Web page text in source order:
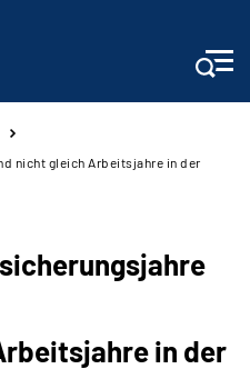
nicht gleich Arbeitsjahre in der
in der